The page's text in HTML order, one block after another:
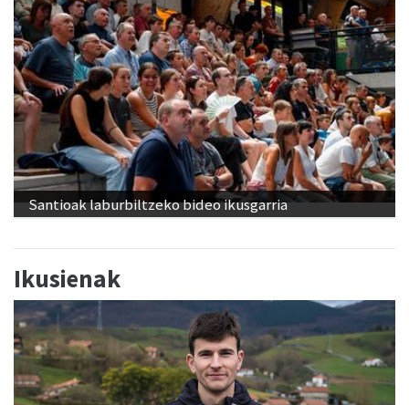
Santioak laburbiltzeko bideo ikusgarria
Ikusienak